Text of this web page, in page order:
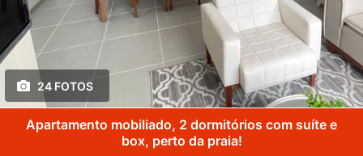
24 FOTOS
Apartamento mobiliado, 2 dormitórios com suíte e
box, perto da praia!